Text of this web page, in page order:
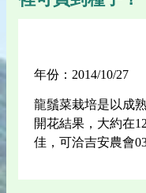
年份：2014/10/27
龍鬚菜栽培是以成
開花結果，大約在
佳，可洽吉安農會